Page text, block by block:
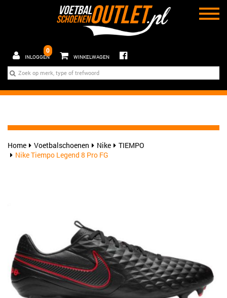
INLOGGEN
0
WINKELWAGEN
Home Voetbalschoenen Nike
TIEMPO
Nike Tiempo Legend 8 Pro FG